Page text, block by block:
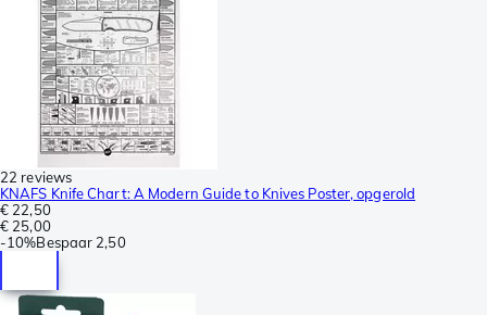
22 reviews
KNAFS Knife Chart: A Modern Guide to Knives Poster, opgerold
€ 22,50
€ 25,00
-10%Bespaar 2,50